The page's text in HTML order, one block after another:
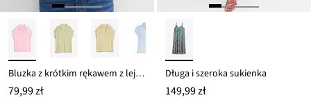
Bluzka z krótkim rękawem z lejącej wiskozy
79,99 zł
Długa i szeroka sukienka
149,99 zł